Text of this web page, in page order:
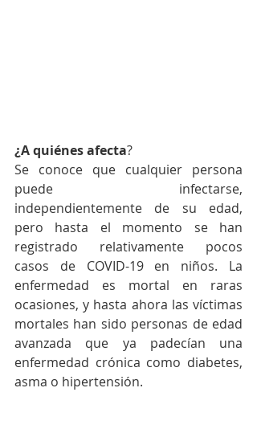
¿A quiénes afecta?​​​​​​​​​
Se conoce que cualquier persona
puede infectarse,
independientemente de su edad,
pero hasta el momento se han
registrado relativamente pocos
casos de COVID-19 en niños. La
enfermedad es mortal en raras
ocasiones, y hasta ahora las víctimas
mortales han sido personas de edad
avanzada que ya padecían una
enfermedad crónica como diabetes,
asma o hipertensión.